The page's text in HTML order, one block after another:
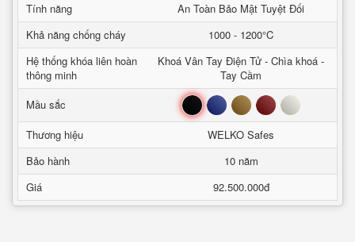
Tính năng
An Toàn Bảo Mật Tuyệt Đối
Khả năng chống cháy
1000 - 1200°C
Hệ thống khóa liên hoàn
thông minh
Khoá Vân Tay Điện Tử - Chìa khoá -
Tay Cầm
Mầu sắc
Đen Xanh Nâu Đỏ Trắng
Thương hiệu
WELKO Safes
Bảo hành
10 năm
Giá
92.500.000đ